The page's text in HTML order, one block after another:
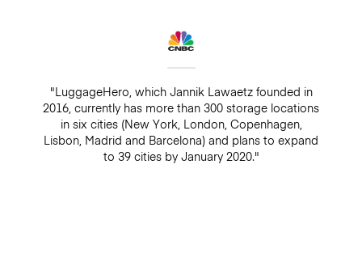
"LuggageHero, which Jannik Lawaetz founded in
2016, currently has more than 300 storage locations
in six cities (New York, London, Copenhagen,
Lisbon, Madrid and Barcelona) and plans to expand
to 39 cities by January 2020."